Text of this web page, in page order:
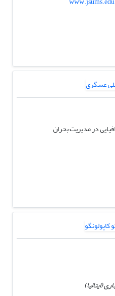
در مدیریت بحران
(ایتالیا)